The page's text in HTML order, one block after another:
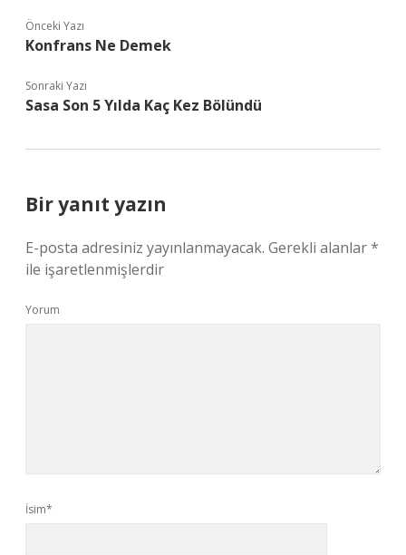
Önceki Yazı
Konfrans Ne Demek
Sonraki Yazı
Sasa Son 5 Yılda Kaç Kez Bölündü
Bir yanıt yazın
E-posta adresiniz yayınlanmayacak. Gerekli alanlar*
ile işaretlenmişlerdir
Yorum
İsim*